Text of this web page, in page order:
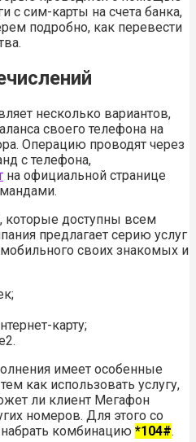
с сим-карты на счета банка,
подробно, как перевести
несколько вариантов,
своего телефона на
Операцию проводят через
с телефона,
на официальной странице
которые доступны всем
предлагает серию услуг
своих знакомых и
карту;
имеет особенные
как использовать услугу,
ли клиент Мегафон
номеров. Для этого со
комбинацию *104#.